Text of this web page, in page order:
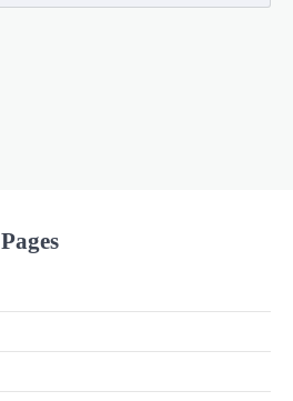
Pages